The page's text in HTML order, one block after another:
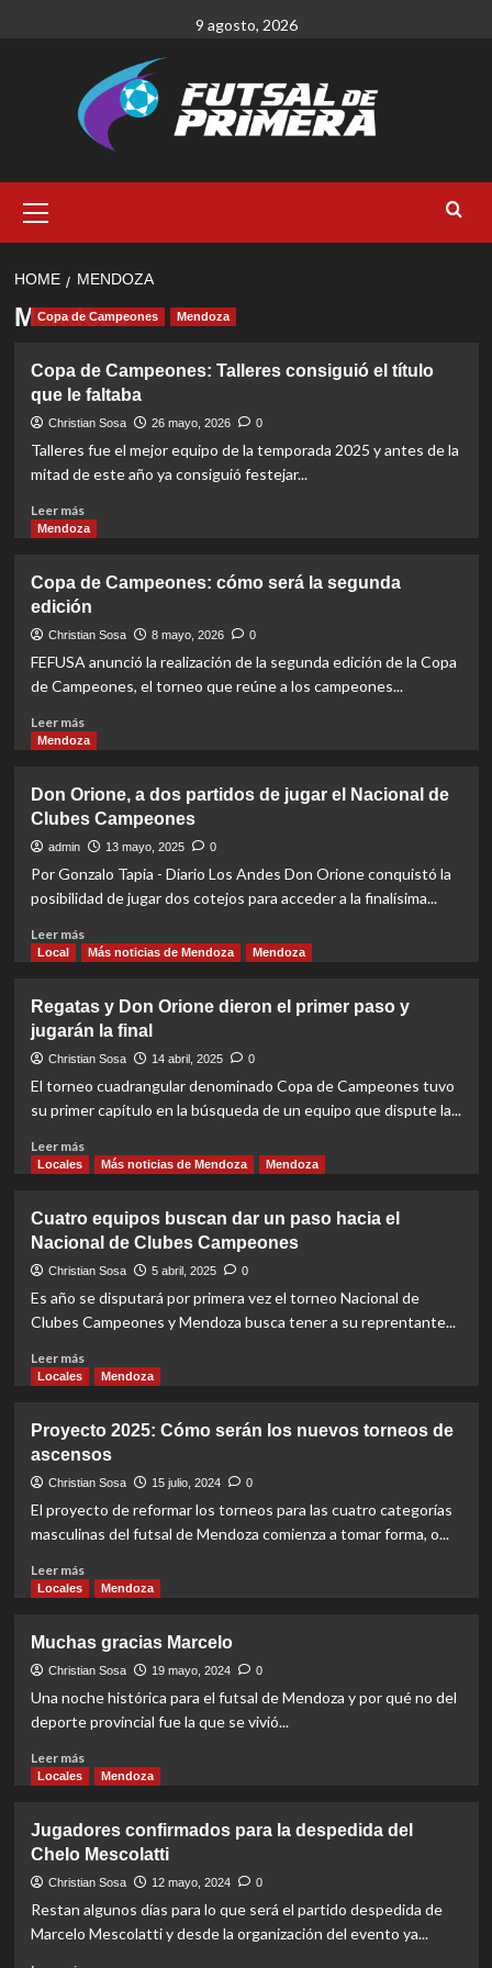
9 agosto, 2026
Menu
HOME MENDOZA
Mendoza
Copa de Campeones Mendoza
Copa de Campeones: Talleres consiguió el título
que le faltaba
Christian Sosa 26 mayo, 2026 0
Talleres fue el mejor equipo de la temporada 2025 y antes de la
mitad de este año ya consiguió festejar...
Leer másRead
more
de
Campeones:
Talleres
consiguió
título
le
Mendoza
Copa de Campeones: cómo será la segunda
edición
Christian Sosa 8 mayo, 2026 0
FEFUSA anunció la realización de la segunda edición de la Copa
de Campeones, el torneo que reúne a los campeones...
Leer másRead
more
de
Campeones:
cómo
será
segunda
Mendoza
Don Orione, a dos partidos de jugar el Nacional de
Clubes Campeones
admin 13 mayo, 2025 0
Por Gonzalo Tapia - Diario Los Andes Don Orione conquistó la
posibilidad de jugar dos cotejos para acceder a la finalísima...
Leer másRead
more
Orione,
a
dos
partidos
jugar
Nacional
Campeones
Local Más noticias de Mendoza Mendoza
Regatas y Don Orione dieron el primer paso y
jugarán la final
Christian Sosa 14 abril, 2025 0
El torneo cuadrangular denominado Copa de Campeones tuvo
su primer capítulo en la búsqueda de un equipo que dispute la...
Leer másRead
more
y
Don
Orione
dieron
primer
y
final
Locales Más noticias de Mendoza Mendoza
Cuatro equipos buscan dar un paso hacia el
Nacional de Clubes Campeones
Christian Sosa 5 abril, 2025 0
Es año se disputará por primera vez el torneo Nacional de
Clubes Campeones y Mendoza busca tener a su reprentante...
Leer másRead
more
equipos
buscan
dar
hacia
Nacional
Campeones
Locales Mendoza
Proyecto 2025: Cómo serán los nuevos torneos de
ascensos
Christian Sosa 15 julio, 2024 0
El proyecto de reformar los torneos para las cuatro categorías
masculinas del futsal de Mendoza comienza a tomar forma, o...
Leer másRead
more
2025:
Cómo
serán
nuevos
torneos
Locales Mendoza
Muchas gracias Marcelo
Christian Sosa 19 mayo, 2024 0
Una noche histórica para el futsal de Mendoza y por qué no del
deporte provincial fue la que se vivió...
Leer másRead
more
gracias
Marcelo
Locales Mendoza
Jugadores confirmados para la despedida del
Chelo Mescolatti
Christian Sosa 12 mayo, 2024 0
Restan algunos días para lo que será el partido despedida de
Marcelo Mescolatti y desde la organización del evento ya...